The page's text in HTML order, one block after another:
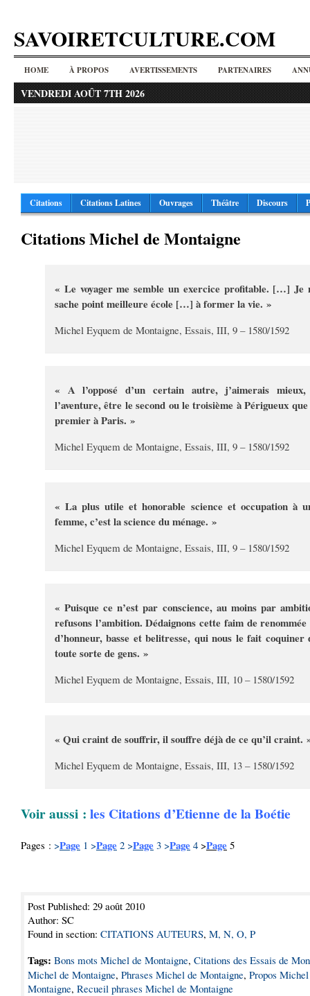
SAVOIRETCULTURE.COM
HOME À PROPOS AVERTISSEMENTS PARTENAIRES
VENDREDI AOÛT 7TH 2026
Citations Citations Latines Ouvrages Théâtre Discours
Citations Michel de Montaigne
« Le voyager me semble un exercice profitable. […] Je
sache point meilleure école […] à former la vie. »
Michel Eyquem de Montaigne, Essais, III, 9 – 1580/1592
« A l’opposé d’un certain autre, j’aimerais
l’aventure, être le second ou le troisième à Périgueux
premier à Paris. »
Michel Eyquem de Montaigne, Essais, III, 9 – 1580/1592
« La plus utile et honorable science et occupation à
femme, c’est la science du ménage. »
Michel Eyquem de Montaigne, Essais, III, 9 – 1580/1592
« Puisque ce n’est par conscience, au moins par
refusons l’ambition. Dédaignons cette faim de renommée
d’honneur, basse et belitresse, qui nous le fait coquiner
toute sorte de gens. »
Michel Eyquem de Montaigne, Essais, III, 10 – 1580/1592
« Qui craint de souffrir, il souffre déjà de ce qu’il craint.
Michel Eyquem de Montaigne, Essais, III, 13 – 1580/1592
Voir aussi : les Citations d’Etienne de la Boétie
Pages : >Page 1 >Page 2 >Page 3 >Page 4 >Page 5
Post Published: 29 août 2010
Author: SC
Found in section: CITATIONS AUTEURS, M, N, O, P
Tags: Bons mots Michel de Montaigne, Citations des Essais de
Michel de Montaigne, Phrases Michel de Montaigne, Propos
Montaigne, Recueil phrases Michel de Montaigne